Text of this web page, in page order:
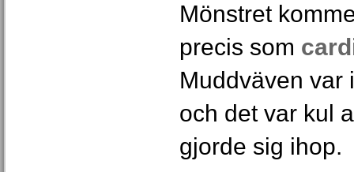
Mönstret
precis som
Muddväven var
och det var kul
gjorde sig ihop.